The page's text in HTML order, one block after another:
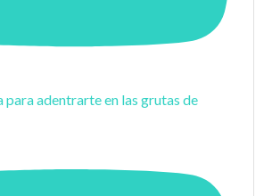
para adentrarte en las grutas de